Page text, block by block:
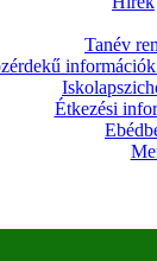
Tanév
Étkezési